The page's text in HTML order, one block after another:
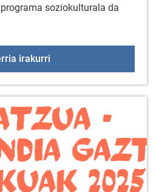
soziokulturala da
irakurri